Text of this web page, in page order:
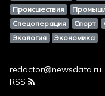
Происшествия
Спецоперация
Спорт
Экология
Экономика
redactor@newsdata.ru
RSS